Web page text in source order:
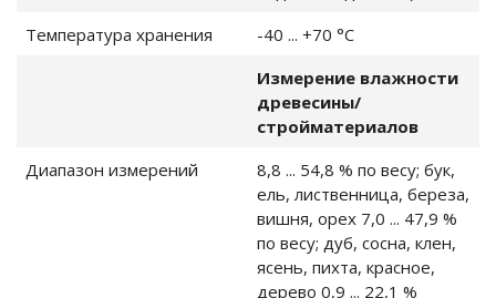
поверхностные
Температура хранения
-40 ... +70 °C
Измерение влажности
древесины/
стройматериалов
Диапазон измерений
8,8 ... 54,8 % по весy; бук,
ель, лиственница, береза,
вишня, opex 7,0 ... 47,9 %
пo вecy; дуб, сосна, клен,
ясень, пихта, красноe,
деревo 0,9 ... 22,1 %